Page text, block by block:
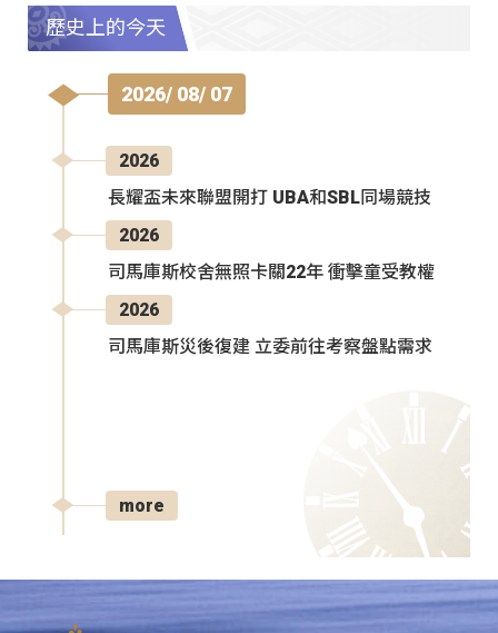
歷史上的今天
2026/ 08/ 07
2026
長耀盃未來聯盟開打 UBA和SBL同場競技
2026
司馬庫斯校舍無照卡關22年 衝擊童受教權
2026
司馬庫斯災後復建 立委前往考察盤點需求
more